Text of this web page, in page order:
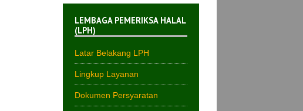
LEMBAGA PEMERIKSA HALAL
(LPH)
Latar Belakang LPH
Lingkup Layanan
Dokumen Persyaratan